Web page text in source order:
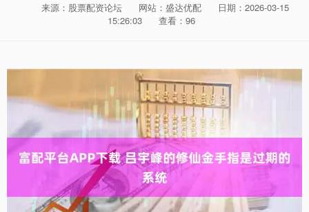
来源：股票配资论坛 网站：盛达优配
日期：2026-03-15
15:26:03
查看：96